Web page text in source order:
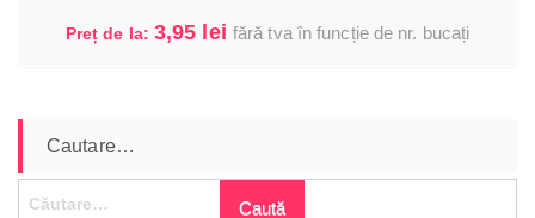
Preț de la: 3,95 lei fără tva în funcție de nr. bucați
Cautare…
Caută